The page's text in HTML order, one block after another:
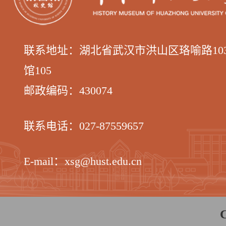
联系地址：湖北省武汉市洪山区珞喻路
馆105
邮政编码： 430074
联系电话： 027-87559657
E-mail：xsg@hust.edu.cn